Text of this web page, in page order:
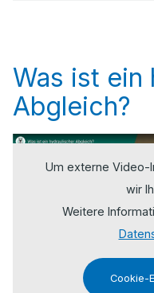
Was ist ein
Abgleich?
Um externe Video-
wir
Weitere
Cookie-